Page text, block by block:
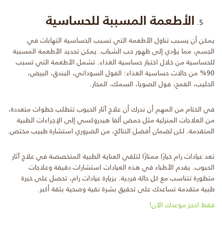
الأطعمة المسببة للحساسية
يمكن أن يسبب تناول الأطعمة التي تسبب الحساسية التهابات في
الجسم، مما يؤدي إلى ظهور حب الشباب. يمكن تحديد الأطعمة المسببة
للحساسية من خلال اختبار حساسية الغذاء. تشمل الأطعمة التي تسبب
90% من حالات حساسية الغذاء: الفول السوداني، البندق، البيض،
الحليب، القمح، فول الصويا، السمك، المحار.
في الختام من المهم أن ندرك أن علاج آثار الحبوب تتطلب خطوات متعددة،
من العلاجات المنزلية مثل حمض ألفا هيدروكسي إلى الإجراءات الطبية
المتقدمة. لكن لضمان أفضل النتائج، من الضروري استشارة طبيب مختص.
تعد عيادات رام خيارًا ممتازًا لتلقي العناية الطبية المتخصصة في علاج آثار
الحبوب. يقدم الأطباء في هذه العيادات استشارات دقيقة وعلاجات
متطورة تتناسب مع كل حالة فردية. بزيارة عيادات رام، تحصل على خبرة
طبية متقدمة تساعدك على تحقيق بشرة نقية وصحية بثقة أكبر.
فقط احجز موعدك الآن!